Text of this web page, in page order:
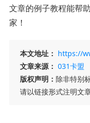
文章的例子教程能帮
家！
本文地址： https://
文章来源： 031卡盟
版权声明： 除非特别
请以链接形式注明文章